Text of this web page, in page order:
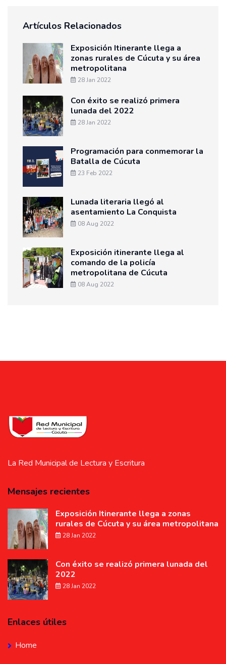
Artículos Relacionados
Exposición Itinerante llega a
zonas rurales de Cúcuta y su área
metropolitana
28 Jan 2022
Con éxito se realizó primera
lunada del 2022
28 Jan 2022
Programación para conmemorar la
Batalla de Cúcuta
23 Feb 2022
Lunada literaria llegó al
asentamiento La Conquista
08 Aug 2022
Exposición itinerante llega al
comando de la policía
metropolitana de Cúcuta
08 Aug 2022
La Red Municipal de Lectura y Escritura
Mensajes recientes
Exposición Itinerante llega a zonas
rurales de Cúcuta y su área metropolitana
28 Jan 2022
Con éxito se realizó primera lunada del
2022
28 Jan 2022
Enlaces útiles
Home